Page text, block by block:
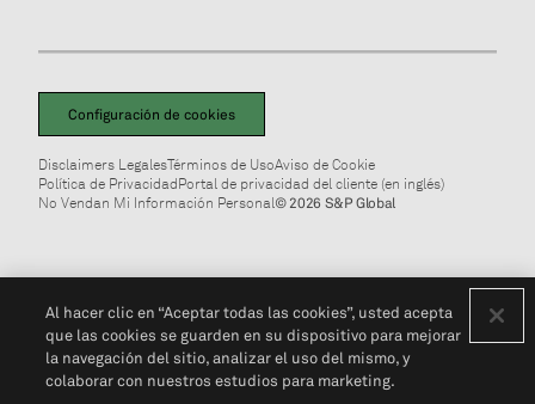
Configuración de cookies
Disclaimers LegalesTérminos de UsoAviso de Cookie
Política de PrivacidadPortal de privacidad del cliente (en inglés)
No Vendan Mi Información Personal© 2026 S&P Global
Al hacer clic en “Aceptar todas las cookies”, usted acepta
que las cookies se guarden en su dispositivo para mejorar
la navegación del sitio, analizar el uso del mismo, y
colaborar con nuestros estudios para marketing.